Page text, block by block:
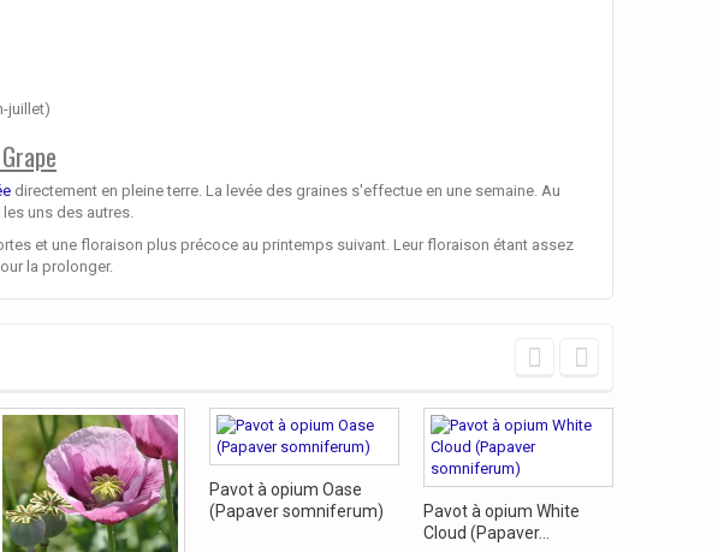
juillet)
directement en pleine terre. La levée des graines s'effectue en une semaine. Au
uns des autres.
et une floraison plus précoce au printemps suivant. Leur floraison étant assez
la prolonger.
Pavot à opium Oase
(Papaver somniferum)
Pavot à opium White
Cloud (Papaver...